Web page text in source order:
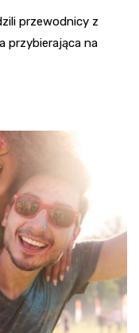
przewodnicy z
przybierająca na